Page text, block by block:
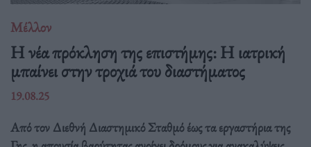
Μέλλον
Η νέα πρόκληση της επιστήμης: Η ιατρική
μπαίνει στην τροχιά του διαστήματος
19.08.25
Από τον Διεθνή Διαστημικό Σταθμό έως τα εργαστήρια της